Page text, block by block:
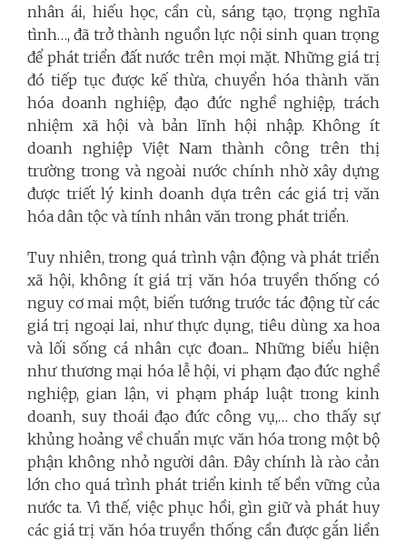
nhân ái, hiếu học, cần cù, sáng tạo, trọng nghĩa
tình…, đã trở thành nguồn lực nội sinh quan trọng
để phát triển đất nước trên mọi mặt. Những giá trị
đó tiếp tục được kế thừa, chuyển hóa thành văn
hóa doanh nghiệp, đạo đức nghề nghiệp, trách
nhiệm xã hội và bản lĩnh hội nhập. Không ít
doanh nghiệp Việt Nam thành công trên thị
trường trong và ngoài nước chính nhờ xây dựng
được triết lý kinh doanh dựa trên các giá trị văn
hóa dân tộc và tính nhân văn trong phát triển.
Tuy nhiên, trong quá trình vận động và phát triển
xã hội, không ít giá trị văn hóa truyền thống có
nguy cơ mai một, biến tướng trước tác động từ các
giá trị ngoại lai, như thực dụng, tiêu dùng xa hoa
và lối sống cá nhân cực đoan... Những biểu hiện
như thương mại hóa lễ hội, vi phạm đạo đức nghề
nghiệp, gian lận, vi phạm pháp luật trong kinh
doanh, suy thoái đạo đức công vụ,… cho thấy sự
khủng hoảng về chuẩn mực văn hóa trong một bộ
phận không nhỏ người dân. Đây chính là rào cản
lớn cho quá trình phát triển kinh tế bền vững của
nước ta. Vì thế, việc phục hồi, gìn giữ và phát huy
các giá trị văn hóa truyền thống cần được gắn liền